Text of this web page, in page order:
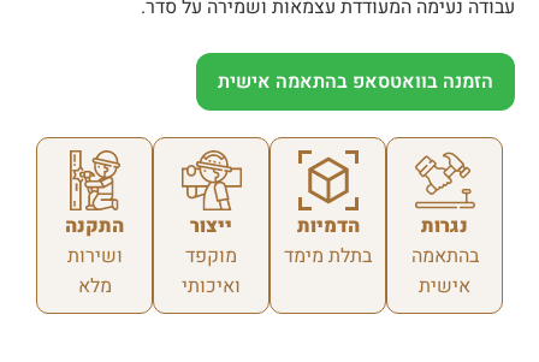
עבודה נעימה המעודדת עצמאות ושמירה על סדר.
הזמנה בוואטסאפ בהתאמה אישית
נגרות
בהתאמה
אישית
הדמיות
בתלת מימד
ייצור
מוקפד
ואיכותי
התקנה
ושירות
מלא